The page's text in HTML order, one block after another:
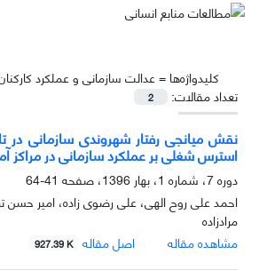
کلیدواژه‌ها =عدالت سازمانی و عملکرد
تعداد مقالات:
2
نقش میانجی رفتار شهروندی سازمانی در
استرس شغلی بر عملکرد سازمانی در مراکز
دوره 7، شماره 1، بهار 1396، صفحه
41-64
احمد علی روح الهی، علی رضوی زاده، امیر حسن
مرادزاده
مشاهده مقاله
اصل مقاله 927.39 K